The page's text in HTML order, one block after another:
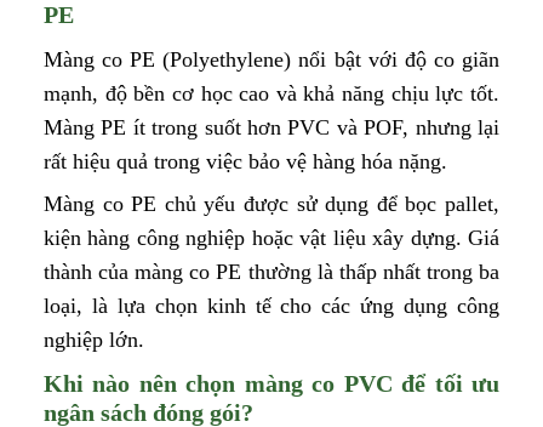
PE
Màng co PE (Polyethylene) nổi bật với độ co giãn
mạnh, độ bền cơ học cao và khả năng chịu lực tốt.
Màng PE ít trong suốt hơn PVC và POF, nhưng lại
rất hiệu quả trong việc bảo vệ hàng hóa nặng.
Màng co PE chủ yếu được sử dụng để bọc pallet,
kiện hàng công nghiệp hoặc vật liệu xây dựng. Giá
thành của màng co PE thường là thấp nhất trong ba
loại, là lựa chọn kinh tế cho các ứng dụng công
nghiệp lớn.
Khi nào nên chọn màng co PVC để tối ưu
ngân sách đóng gói?